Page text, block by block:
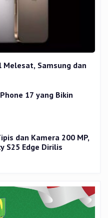
Samsung dan
17 yang Bikin
dan Kamera 200 MP,
S25 Edge Dirilis